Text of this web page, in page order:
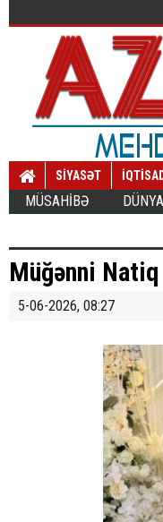
SİYASƏT
MÜSAHİBƏ DÜNYA
Müğənni
5-06-2026, 08:27